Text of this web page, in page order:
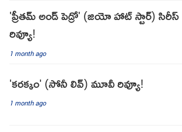
'ప్రీతమ్ అండ్ పెడ్రో' (జియో హాట్ స్టార్) సిరీస్
రివ్యూ!
1 month ago
'కరక్కం' (సోనీ లివ్) మూవీ రివ్యూ!
1 month ago